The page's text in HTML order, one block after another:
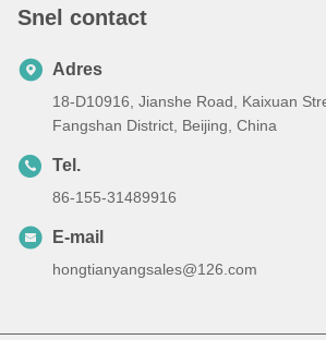
Snel contact
Adres
18-D10916, Jianshe Road, Kaixuan
Fangshan District, Beijing, China
Tel.
86-155-31489916
E-mail
hongtianyangsales@126.com